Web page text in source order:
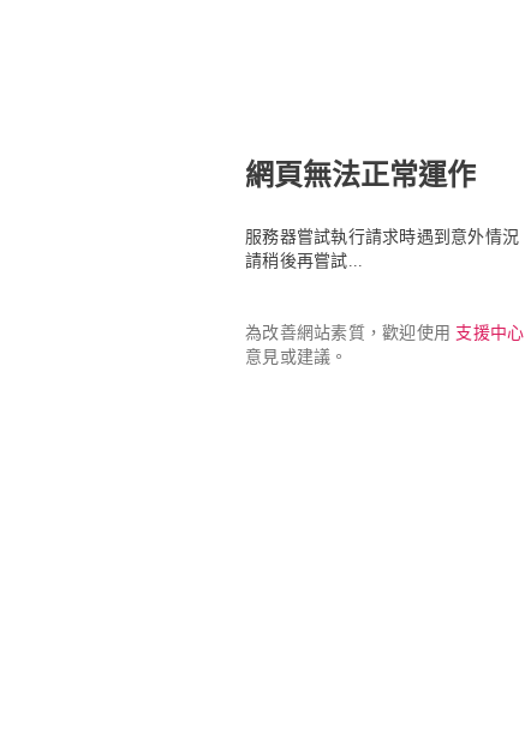
網頁無法正常運作
服務器嘗試執行請求時遇到意外情況
請稍後再嘗試...
為改善網站素質，歡迎使用 支援中心
意見或建議。